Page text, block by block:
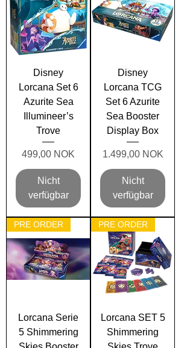
Disney
Lorcana Set 6
Azurite Sea
Illumineer’s
Trove
Preis
499,00 NOK
Nicht
verfügbar
Disney
Lorcana TCG
Set 6 Azurite
Sea Booster
Display Box
Preis
1.499,00 NOK
Nicht
verfügbar
PRE ORDER
Lorcana Serie
5 Shimmering
PRE ORDER
Lorcana SET 5
Shimmering